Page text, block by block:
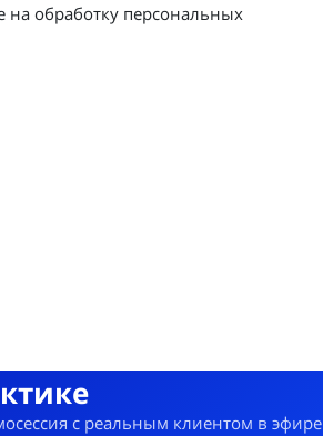
на обработку персональных
с реальным клиентом в эфире